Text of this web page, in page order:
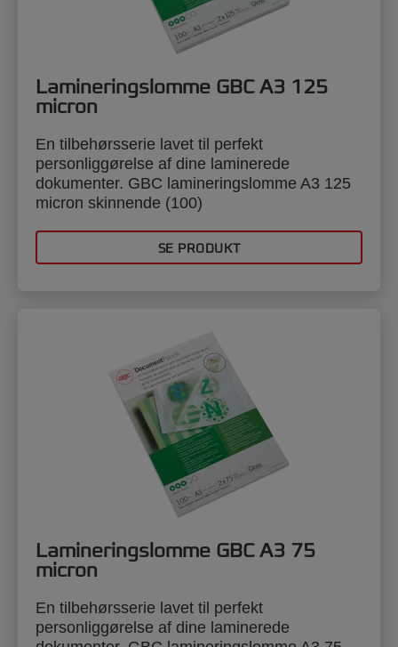
Lamineringslomme GBC A3 125
micron
En tilbehørsserie lavet til perfekt
personliggørelse af dine laminerede
dokumenter. GBC lamineringslomme A3 125
micron skinnende (100)
SE PRODUKT
Lamineringslomme GBC A3 75
micron
En tilbehørsserie lavet til perfekt
personliggørelse af dine laminerede